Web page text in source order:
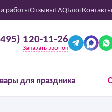
работыОтзывыFAQБлогКонтакты
120-11-26
Заказать звонок
для праздника